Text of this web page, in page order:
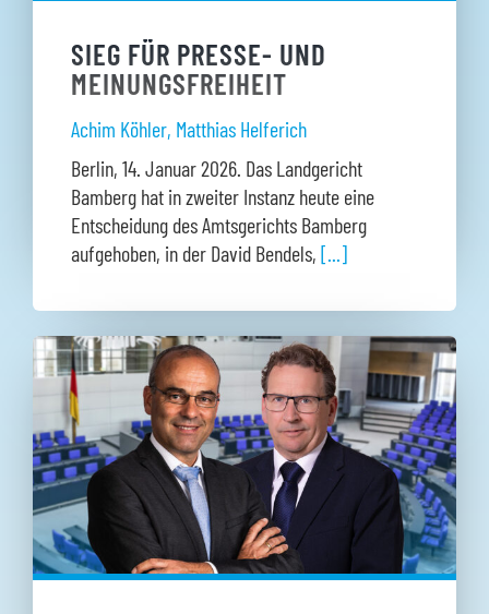
SIEG FÜR PRESSE- UND
MEINUNGSFREIHEIT
Achim Köhler, Matthias Helferich
Berlin, 14. Januar 2026. Das Landgericht
Bamberg hat in zweiter Instanz heute eine
Entscheidung des Amtsgerichts Bamberg
aufgehoben, in der David Bendels, [...]